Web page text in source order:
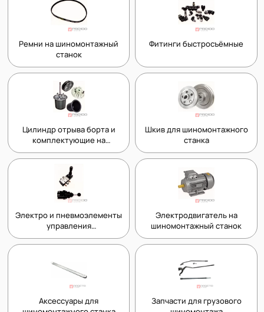
Ремни на шиномонтажный
станок
Фитинги быстросъёмные
Цилиндр отрыва борта и
комплектующие на
шиномонтажный станок
Шкив для шиномонтажного
станка
Электро и пневмоэлементы
управления
шиномонтажным станком
Электродвигатель на
шиномонтажный станок
Аксессуары для
Запчасти для грузового